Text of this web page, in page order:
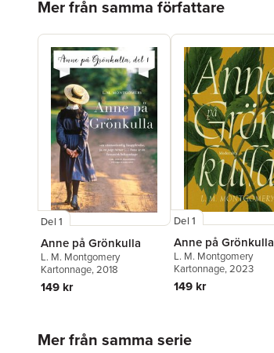
Mer från samma författare
Del 1
Anne på Grönkulla
L. M. Montgomery
Kartonnage, 2018
149 kr
Del 1
Anne på Grönkulla
L. M. Montgomery
Kartonnage, 2023
149 kr
Mer från samma serie